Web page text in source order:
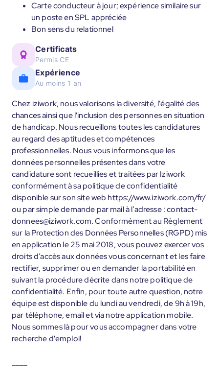
Carte conducteur à jour; expérience similaire sur
un poste en SPL appréciée
Bon sens du relationnel
Certificats
Permis CE
Expérience
Au moins 1 an
Chez iziwork, nous valorisons la diversité, l'égalité des
chances ainsi que l'inclusion des personnes en situation
de handicap. Nous recueillons toutes les candidatures
au regard des aptitudes et compétences
professionnelles. Nous vous informons que les
données personnelles présentes dans votre
candidature sont recueillies et traitées par Iziwork
conformément à sa politique de confidentialité
disponible sur son site web https://www.iziwork.com/fr/
ou par simple demande par mail à l’adresse : contact-
donnees@iziwork.com. Conformément au Règlement
sur la Protection des Données Personnelles (RGPD) mis
en application le 25 mai 2018, vous pouvez exercer vos
droits d’accès aux données vous concernant et les faire
rectifier, supprimer ou en demander la portabilité en
suivant la procédure décrite dans notre politique de
confidentialité. Enfin, pour toute autre question, notre
équipe est disponible du lundi au vendredi, de 9h à 19h,
par téléphone, email et via notre application mobile.
Nous sommes là pour vous accompagner dans votre
recherche d'emploi!